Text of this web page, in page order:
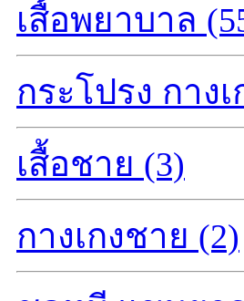
เสื้อพยาบาล
กระโปรง กางเ
เสื้อชาย (3)
กางเกงชาย (2)